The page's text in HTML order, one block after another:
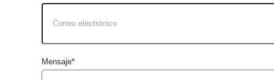
Mensaje*